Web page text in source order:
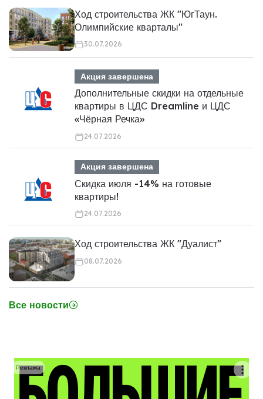
Ход строительства ЖК "ЮгТаун.
Олимпийские кварталы"
30.07.2026
Акция завершена
Дополнительные скидки на отдельные
квартиры в ЦДС Dreamline и ЦДС
«Чёрная Речка»
24.07.2026
Акция завершена
Скидка июля -14% на готовые
квартиры!
24.07.2026
Ход строительства ЖК "Дуалист"
08.07.2026
Все новости
Реклама